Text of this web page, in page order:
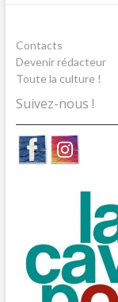
Contacts
Devenir rédacteur
Toute la culture !
Suivez-nous !